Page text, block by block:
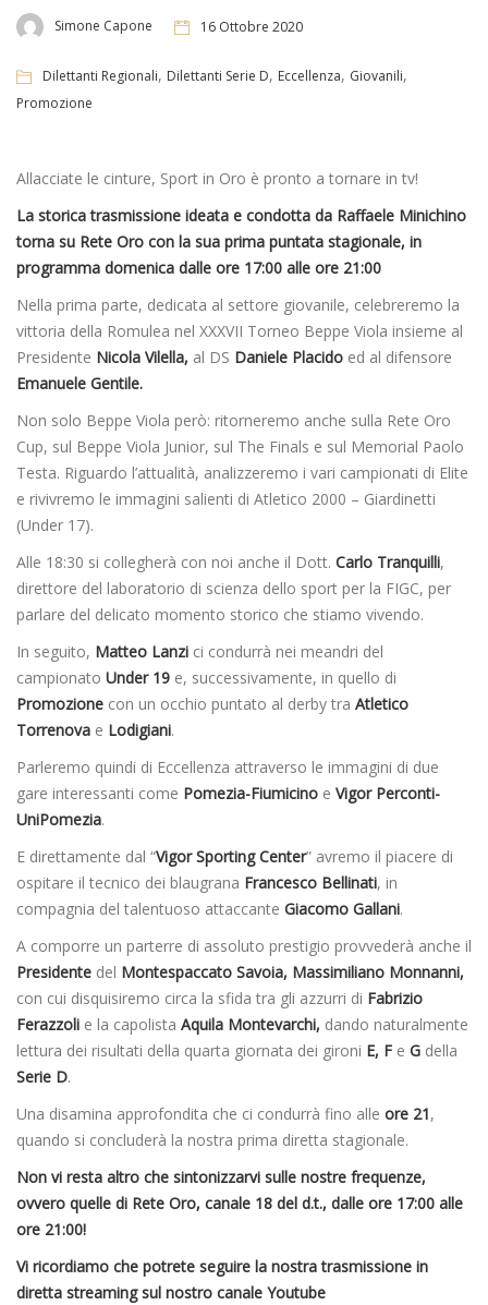
Simone Capone 16 Ottobre 2020
Dilettanti Regionali, Dilettanti Serie D, Eccellenza, Giovanili,
Promozione
Allacciate le cinture, Sport in Oro è pronto a tornare in tv!
La storica trasmissione ideata e condotta da Raffaele Minichino
torna su Rete Oro con la sua prima puntata stagionale, in
programma domenica dalle ore 17:00 alle ore 21:00
Nella prima parte, dedicata al settore giovanile, celebreremo la
vittoria della Romulea nel XXXVII Torneo Beppe Viola insieme al
Presidente Nicola Vilella, al DS Daniele Placido ed al difensore
Emanuele Gentile.
Non solo Beppe Viola però: ritorneremo anche sulla Rete Oro
Cup, sul Beppe Viola Junior, sul The Finals e sul Memorial Paolo
Testa. Riguardo l’attualità, analizzeremo i vari campionati di Elite
e rivivremo le immagini salienti di Atletico 2000 – Giardinetti
(Under 17).
Alle 18:30 si collegherà con noi anche il Dott. Carlo Tranquilli,
direttore del laboratorio di scienza dello sport per la FIGC, per
parlare del delicato momento storico che stiamo vivendo.
In seguito, Matteo Lanzi ci condurrà nei meandri del
campionato Under 19 e, successivamente, in quello di
Promozione con un occhio puntato al derby tra Atletico
Torrenova e Lodigiani.
Parleremo quindi di Eccellenza attraverso le immagini di due
gare interessanti come Pomezia-Fiumicino e Vigor Perconti-
UniPomezia.
E direttamente dal “Vigor Sporting Center” avremo il piacere di
ospitare il tecnico dei blaugrana Francesco Bellinati, in
compagnia del talentuoso attaccante Giacomo Gallani.
A comporre un parterre di assoluto prestigio provvederà anche il
Presidente del Montespaccato Savoia, Massimiliano Monnanni,
con cui disquisiremo circa la sfida tra gli azzurri di Fabrizio
Ferazzoli e la capolista Aquila Montevarchi, dando naturalmente
lettura dei risultati della quarta giornata dei gironi E, F e G della
Serie D.
Una disamina approfondita che ci condurrà fino alle ore 21,
quando si concluderà la nostra prima diretta stagionale.
Non vi resta altro che sintonizzarvi sulle nostre frequenze,
ovvero quelle di Rete Oro, canale 18 del d.t., dalle ore 17:00 alle
ore 21:00!
Vi ricordiamo che potrete seguire la nostra trasmissione in
diretta streaming sul nostro canale Youtube